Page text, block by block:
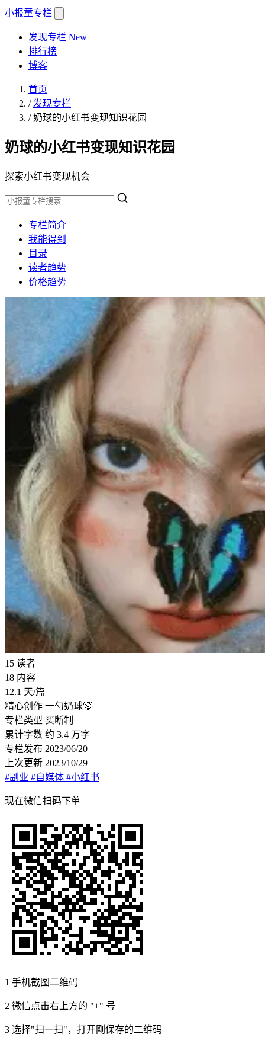
小报童专栏
发现专栏 New
排行榜
博客
首页
/ 发现专栏
/奶球的小红书变现知识花园
奶球的小红书变现知识花园
探索小红书变现机会
专栏简介
我能得到
目录
读者趋势
价格趋势
15 读者
18 内容
12.1 天/篇
精心创作 一勺奶球🐻
专栏类型 买断制
累计字数 约 3.4 万字
专栏发布 2023/06/20
上次更新 2023/10/29
#副业 #自媒体 #小红书
现在微信扫码下单
1 手机截图二维码
2 微信点击右上方的 "+" 号
3 选择"扫一扫"，打开刚保存的二维码